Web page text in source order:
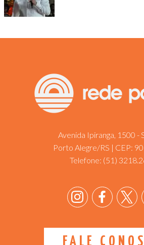
Avenida Ipiranga, 1500 -
Porto Alegre/RS | CEP:
Telefone: (51)
FALE